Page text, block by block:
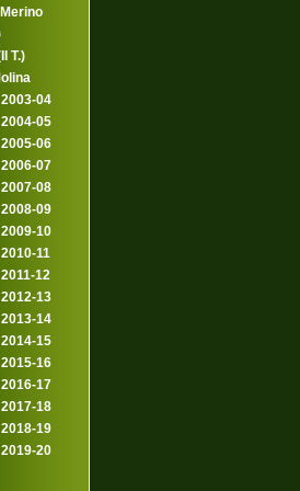
T.)
04
05
06
07
08
09
10
11
12
13
14
15
16
17
18
19
20